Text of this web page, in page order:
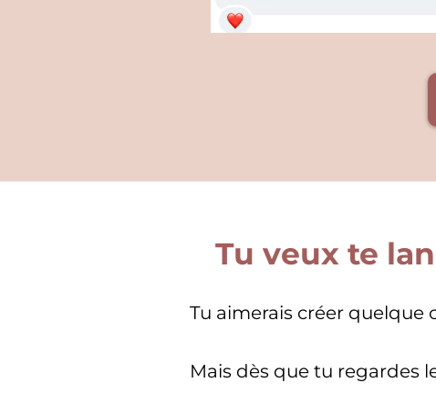
Tu veux te
Tu aimerais créer quelque
Mais dès que tu regardes